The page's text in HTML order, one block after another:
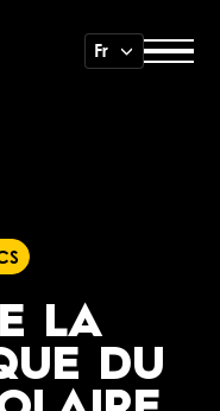
Fr
LA
DU